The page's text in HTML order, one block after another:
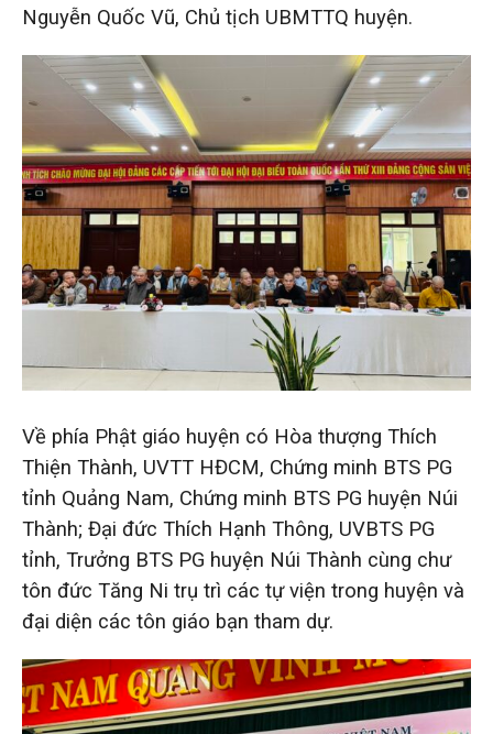
Nguyễn Quốc Vũ, Chủ tịch UBMTTQ huyện.
Về phía Phật giáo huyện có Hòa thượng Thích
Thiện Thành, UVTT HĐCM, Chứng minh BTS PG
tỉnh Quảng Nam, Chứng minh BTS PG huyện Núi
Thành; Đại đức Thích Hạnh Thông, UVBTS PG
tỉnh, Trưởng BTS PG huyện Núi Thành cùng chư
tôn đức Tăng Ni trụ trì các tự viện trong huyện và
đại diện các tôn giáo bạn tham dự.